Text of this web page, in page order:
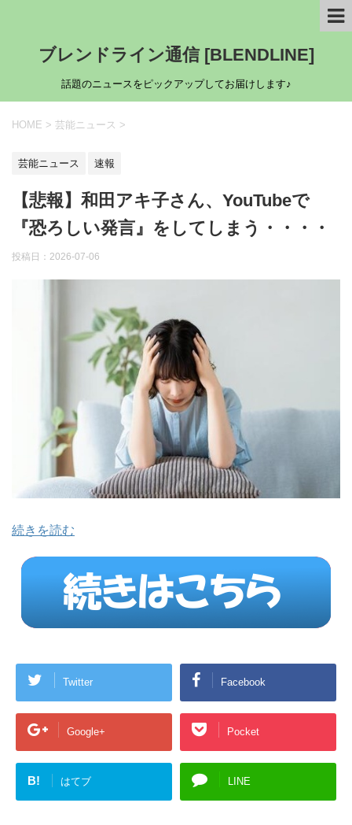
ブレンドライン通信 [BLENDLINE]
話題のニュースをピックアップしてお届けします♪
HOME > 芸能ニュース >
芸能ニュース 速報
【悲報】和田アキ子さん、YouTubeで
『恐ろしい発言』をしてしまう・・・・
投稿日： 2026-07-06
続きを読む
Twitter Facebook
Google+ Pocket
B! はてブ LINE